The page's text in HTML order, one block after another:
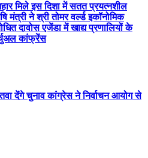
मिले इस दिशा में सतत प्रयत्नशील
मंत्री ने श्री तोमर वर्ल्ड इकॉनोमिक
दावोस एजेंडा में खाद्य प्रणालियों के
कांफ्रेंस
देंगे चुनाव कांग्रेस ने निर्वाचन आयोग से